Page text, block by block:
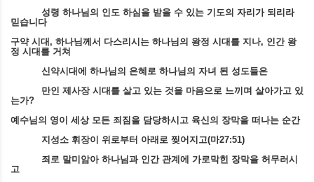
성령 하나님의 인도 하심을 받을 수 있는 기도의 자리가 되리라
믿습니다
구약 시대, 하나님께서 다스리시는 하나님의 왕정 시대를 지나, 인간 왕
정 시대를 거쳐
신약시대에 하나님의 은혜로 하나님의 자녀 된 성도들은
만인 제사장 시대를 살고 있는 것을 마음으로 느끼며 살아가고 있
는가?
예수님의 영이 세상 모든 죄짐을 담당하시고 육신의 장막을 떠나는 순간
지성소 휘장이 위로부터 아래로 찢어지고(마27:51)
죄로 말미암아 하나님과 인간 관계에 가로막힌 장막을 허무러시
고